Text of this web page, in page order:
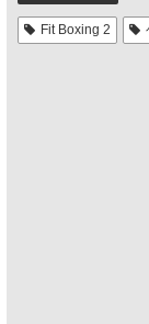
Fit Boxing 2